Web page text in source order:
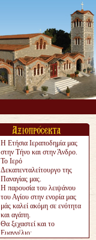
Η Ετήσια Ιεραποδημία μας
στην Τήνο και στην Άνδρο.
Το Ιερό
Δεκαπενταλείτουργο της
Παναγίας μας.
Η παρουσία του λειψάνου
του Αγίου στην ενορία μας
μάς καλεί ακόμη σε ενότητα
και αγάπη.
Θα ξεχαστεί και το
Ευαγγέλιο;